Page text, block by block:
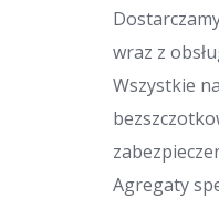
wraz z
Wszystkie
Agregaty